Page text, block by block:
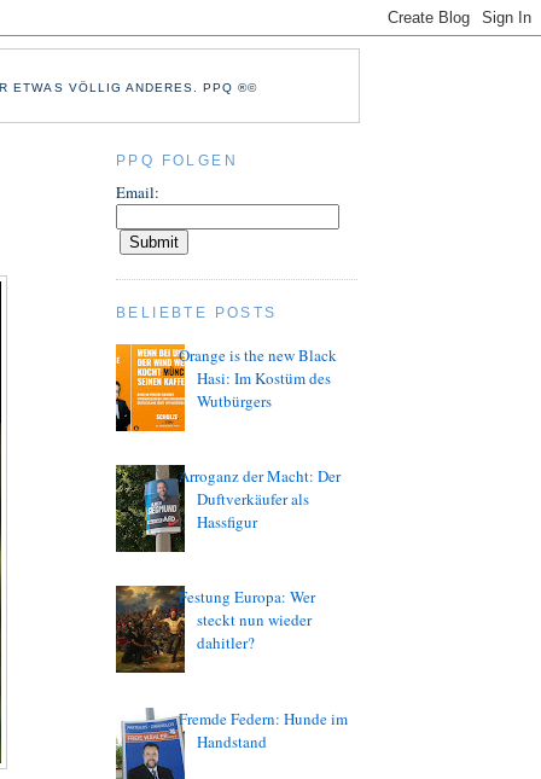
ETWAS VÖLLIG ANDERES. PPQ ®©
PPQ FOLGEN
Email:
BELIEBTE POSTS
Orange is the new Black
Hasi: Im Kostüm des
Wutbürgers
Arroganz der Macht: Der
Duftverkäufer als
Hassfigur
Festung Europa: Wer
steckt nun wieder
dahitler?
Fremde Federn: Hunde im
Handstand